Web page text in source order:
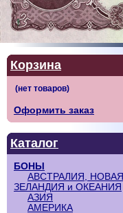
Корзина
Оформить заказ
Каталог
БОНЫ
АВСТРАЛИЯ, НОВАЯ
ЗЕЛАНДИЯ и ОКЕАНИЯ
АЗИЯ
АМЕРИКА